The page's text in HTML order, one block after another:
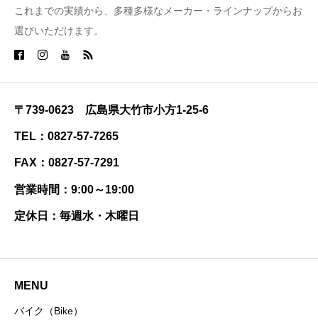
これまでの実績から、多種多様なメーカー・ラインナップからお
選びいただけます。
〒739-0623 広島県大竹市小方1-25-6
TEL：0827-57-7265
FAX：0827-57-7291
営業時間：9:00～19:00
定休日：毎週水・木曜日
MENU
バイク（Bike）